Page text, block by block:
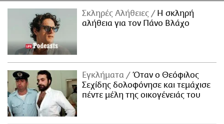
Σκληρές Αλήθειες
H σκληρή
αλήθεια για τον Πάνο Βλάχο
Εγκλήματα
Όταν ο Θεόφιλος
Σεχίδης δολοφόνησε και τεμάχισε
πέντε μέλη της οικογένειάς του